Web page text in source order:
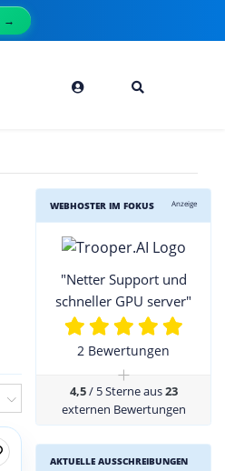
WEBHOSTER IM FOKUS Anzeige
"Netter Support und
schneller GPU server"
2 Bewertungen
+
4,5/ 5 Sterne aus23
externen Bewertungen
AKTUELLE AUSSCHREIBUNGEN